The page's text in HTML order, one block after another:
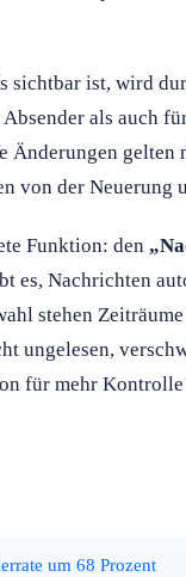
sichtbar ist, wird
als auch
gelten
von der Neuerung
Funktion: den
es, Nachrichten
stehen
ungelesen,
für mehr
um 68 Prozent